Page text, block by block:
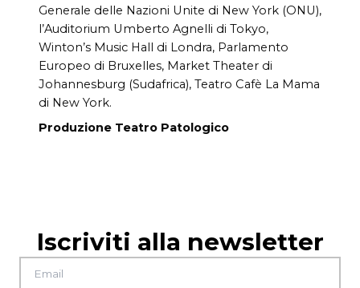
Generale delle Nazioni Unite di New York (ONU),
l’Auditorium Umberto Agnelli di Tokyo,
Winton’s Music Hall di Londra, Parlamento
Europeo di Bruxelles, Market Theater di
Johannesburg (Sudafrica), Teatro Cafè La Mama
di New York.
Produzione Teatro Patologico
Iscriviti alla newsletter